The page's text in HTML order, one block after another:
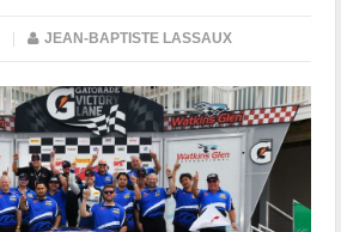
| JEAN-BAPTISTE LASSAUX